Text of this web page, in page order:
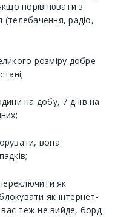
порівнювати з
радіо,
розміру добре
на добу, 7 днів на
вона
як
як інтернет-
вас теж не вийде, борд